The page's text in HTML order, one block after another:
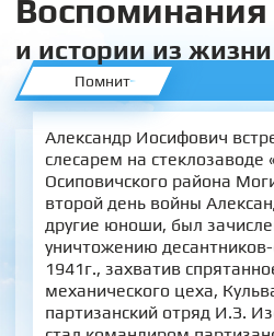
Воспоминания
и истории из жизни
Помнит
Александр Иосифович
слесарем на стеклозаводе
Осиповичского района
второй день войны
другие юноши, был
уничтожению
1941г., захватив
механического цеха,
партизанский отряд И.З.